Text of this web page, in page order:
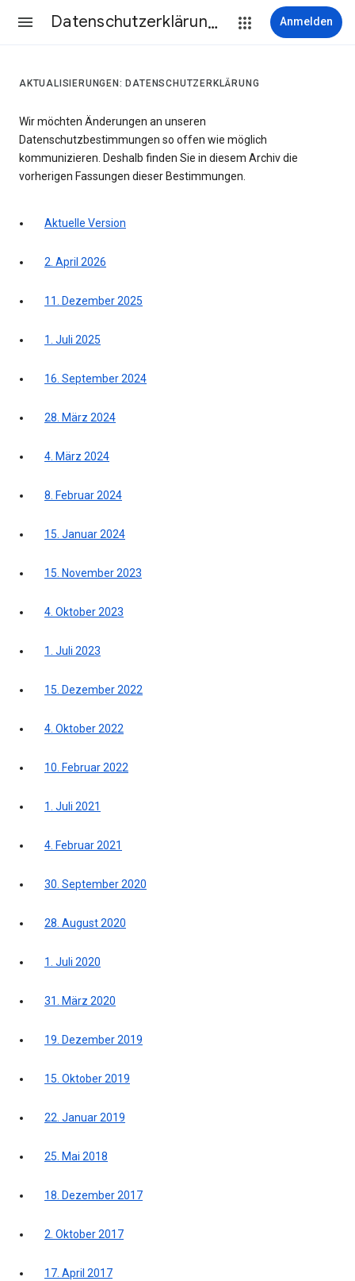
Datenschutzerklärung & Nutzungsbedingungen Anmelden
AKTUALISIERUNGEN: DATENSCHUTZERKLÄRUNG
Wir möchten Änderungen an unseren
Datenschutzbestimmungen so offen wie möglich
kommunizieren. Deshalb finden Sie in diesem Archiv die
vorherigen Fassungen dieser Bestimmungen.
Aktuelle Version
2. April 2026
11. Dezember 2025
1. Juli 2025
16. September 2024
28. März 2024
4. März 2024
8. Februar 2024
15. Januar 2024
15. November 2023
4. Oktober 2023
1. Juli 2023
15. Dezember 2022
4. Oktober 2022
10. Februar 2022
1. Juli 2021
4. Februar 2021
30. September 2020
28. August 2020
1. Juli 2020
31. März 2020
19. Dezember 2019
15. Oktober 2019
22. Januar 2019
25. Mai 2018
18. Dezember 2017
2. Oktober 2017
17. April 2017